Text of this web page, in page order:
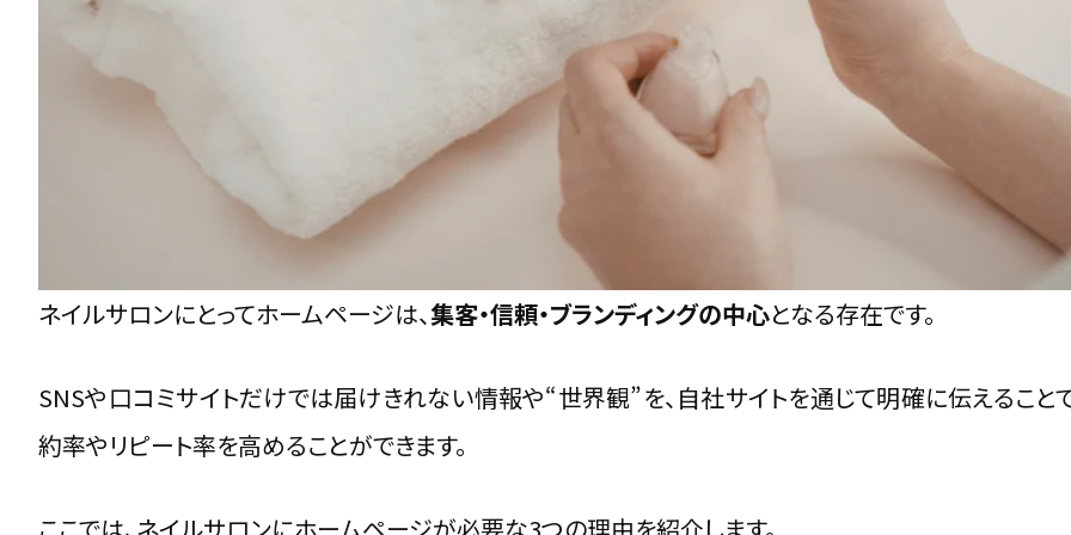
来店前から“世界観”を感じさせるネイルサロンサイト設計のコツ
色彩と質感で「サロン体験」を伝えるビジュアルデザイン
初回予約につながる“心理導線”の作り方
ネイルデザインギャラリーを“集客資産”に変える更新術
まとめ：世界観を“見せる”ではなく“感じさせる”サイトへ
まとめ：ネイルサロンのホームページは“世界観×導線”が命
SNSと組み合わせた“育てるサイト運用”でリピーター拡大
小さなサロンでも“選ばれるブランド”を構築できる
ネイルサロンにとってホームページは、集客・信頼・ブランディングの中心となる存在です。
SNSや口コミサイトだけでは届けきれない情報や“世界観”を、自社サイトを通じて明確に伝えること
約率やリピート率を高めることができます。
ここでは、ネイルサロンにホームページが必要な3つの理由を紹介します。